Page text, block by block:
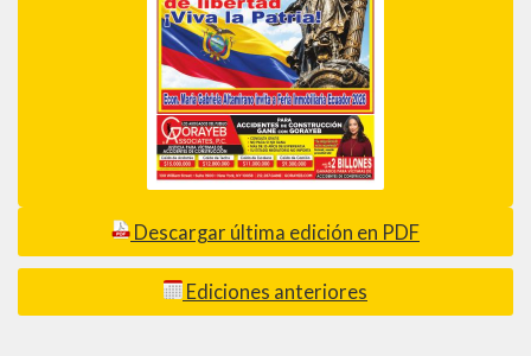
Descargar última edición en PDF
Ediciones anteriores